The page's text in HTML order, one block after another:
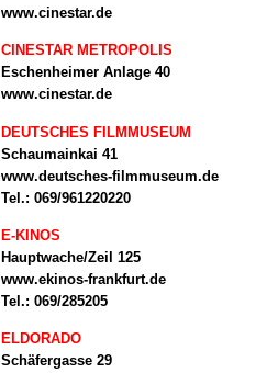
www.cinestar.de
CINESTAR METROPOLIS
Eschenheimer Anlage 40
www.cinestar.de
DEUTSCHES FILMMUSEUM
Schaumainkai 41
www.deutsches-filmmuseum.de
Tel.: 069/961220220
E-KINOS
Hauptwache/Zeil 125
www.ekinos-frankfurt.de
Tel.: 069/285205
ELDORADO
Schäfergasse 29